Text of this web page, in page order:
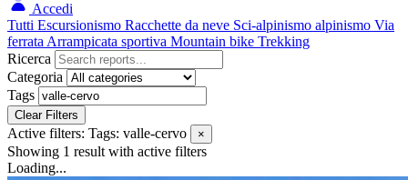
Accedi
Tutti Escursionismo Racchette da neve Sci-alpinismo alpinismo Via
ferrata Arrampicata sportiva Mountain bike Trekking
Ricerca
Categoria
Tags
Clear Filters
Active filters: Tags: valle-cervo ×
Showing 1 result with active filters
Loading...